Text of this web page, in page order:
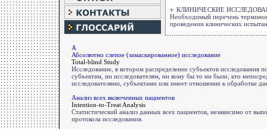
КЛИНИЧЕСКИЕ
Необходимый перечень
проведении клинических
А
Абсолютно слепое (замаскированное) исследование
Total-blind Study
Исследование, в котором распределение субъектов исследования
субъектам, ни исследователям, ни кому бы то ни было, кто
исследователями, субъектами или имеет отношение к обработке
Анализ всех включенных пациентов
Intention-to-Treat Analysis
Статистический анализ данных всех пациентов, независимо от
протокола исследования.